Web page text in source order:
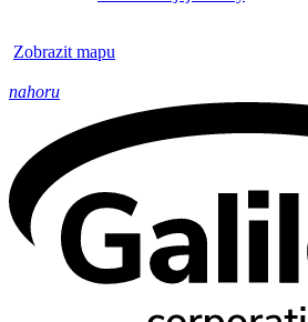
Zobrazit mapu
nahoru